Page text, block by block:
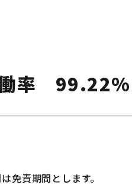
率 99.22%
免責期間とします。